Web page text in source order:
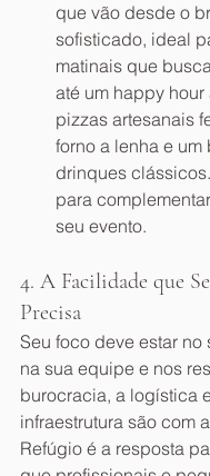
que vão desde o
sofisticado, ideal
matinais que
até um happy
pizzas artesanais
forno a lenha e um
drinques
para
seu evento.
4. A Facilidade que
Precisa
Seu foco deve estar no
na sua equipe e nos
burocracia, a logística
infraestrutura são com
Refúgio é a resposta